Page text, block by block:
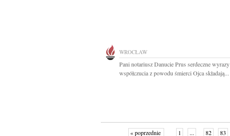
WROCŁAW
Pani notariusz Danucie Prus serdeczne wyrazy
współczucia z powodu śmierci Ojca składają...
« poprzednie 1 ... 82 83